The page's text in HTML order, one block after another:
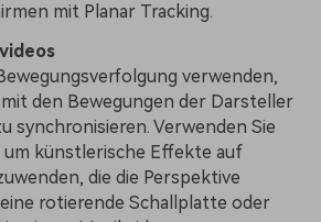
mit Planar Tracking.
verwenden,
den Bewegungen der Darsteller
synchronisieren. Verwenden Sie
um künstlerische Effekte auf
die die Perspektive
rotierende Schallplatte oder